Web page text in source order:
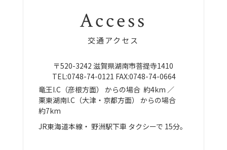
Access
交通アクセス
〒520-3242 滋賀県湖南市菩提寺1410
TEL:0748-74-0121 FAX:0748-74-0664
竜王I.C（彦根方面） からの場合 約4km ／
栗東湖南I.C（大津・京都方面）
からの場合
約7km
JR東海道本線・ 野洲駅下車 タクシーで 15分。